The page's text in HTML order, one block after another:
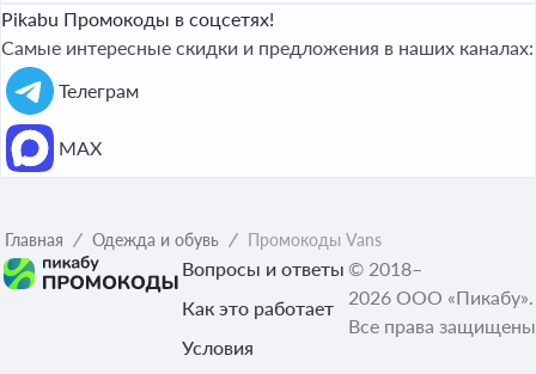
Pikabu Промокоды в соцсетях!
Самые интересные скидки и предложения в наших каналах:
Телеграм
МАХ
Главная Одежда и обувь Промокоды Vans
Вопросы и ответы
Как это работает
Условия
© 2018–
2026 ООО «Пикабу».
Все права защищены